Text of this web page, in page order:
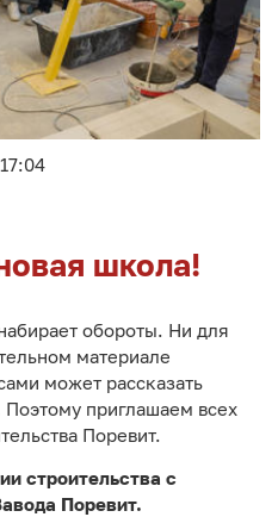
школа!
обороты. Ни для
материале
может рассказать
Поэтому приглашаем всех
Поревит.
строительства с
Поревит.